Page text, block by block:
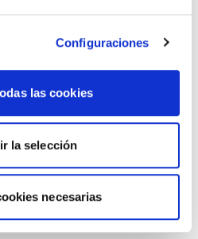
Configuraciones
las cookies
la selección
necesarias